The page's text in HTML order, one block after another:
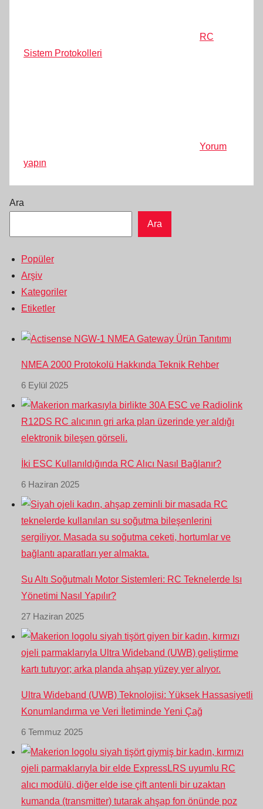
RC
Sistem Protokolleri
Yorum
yapın
Ara
Ara
Popüler
Arşiv
Kategoriler
Etiketler
NMEA 2000 Protokolü Hakkında Teknik Rehber
6 Eylül 2025
İki ESC Kullanıldığında RC Alıcı Nasıl Bağlanır?
6 Haziran 2025
Su Altı Soğutmalı Motor Sistemleri: RC Teknelerde Isı
Yönetimi Nasıl Yapılır?
27 Haziran 2025
Ultra Wideband (UWB) Teknolojisi: Yüksek Hassasiyetli
Konumlandırma ve Veri İletiminde Yeni Çağ
6 Temmuz 2025